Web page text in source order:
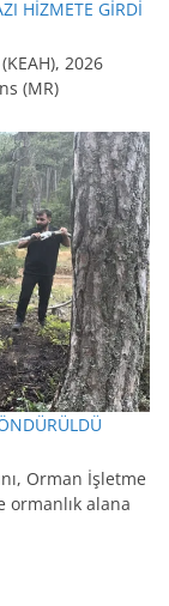
HİZMETE GİRDİ
2026
(MR)
Orman İşletme
alana